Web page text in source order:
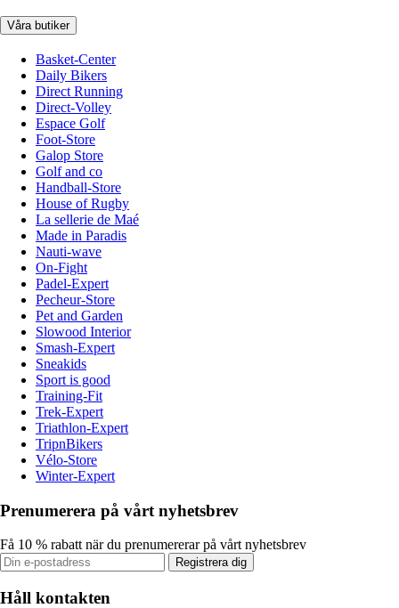
Våra butiker
Basket-Center
Daily Bikers
Direct Running
Direct-Volley
Espace Golf
Foot-Store
Galop Store
Golf and co
Handball-Store
House of Rugby
La sellerie de Maé
Made in Paradis
Nauti-wave
On-Fight
Padel-Expert
Pecheur-Store
Pet and Garden
Slowood Interior
Smash-Expert
Sneakids
Sport is good
Training-Fit
Trek-Expert
Triathlon-Expert
TripnBikers
Vélo-Store
Winter-Expert
Prenumerera på vårt nyhetsbrev
Få 10 % rabatt när du prenumererar på vårt nyhetsbrev
Registrera dig
Håll kontakten